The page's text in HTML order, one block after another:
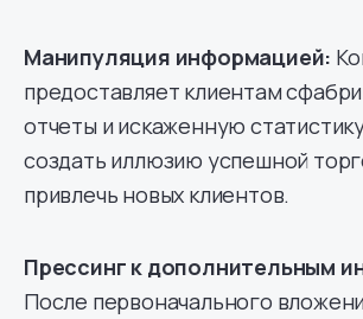
Манипуляция информацией:
предоставляет клиентам
отчеты и искаженную
создать иллюзию успешной
привлечь новых клиентов.
Прессинг к дополнительным
После первоначального